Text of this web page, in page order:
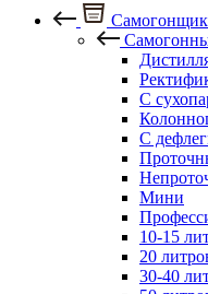
С
С
Мини
10-15
20
30-40